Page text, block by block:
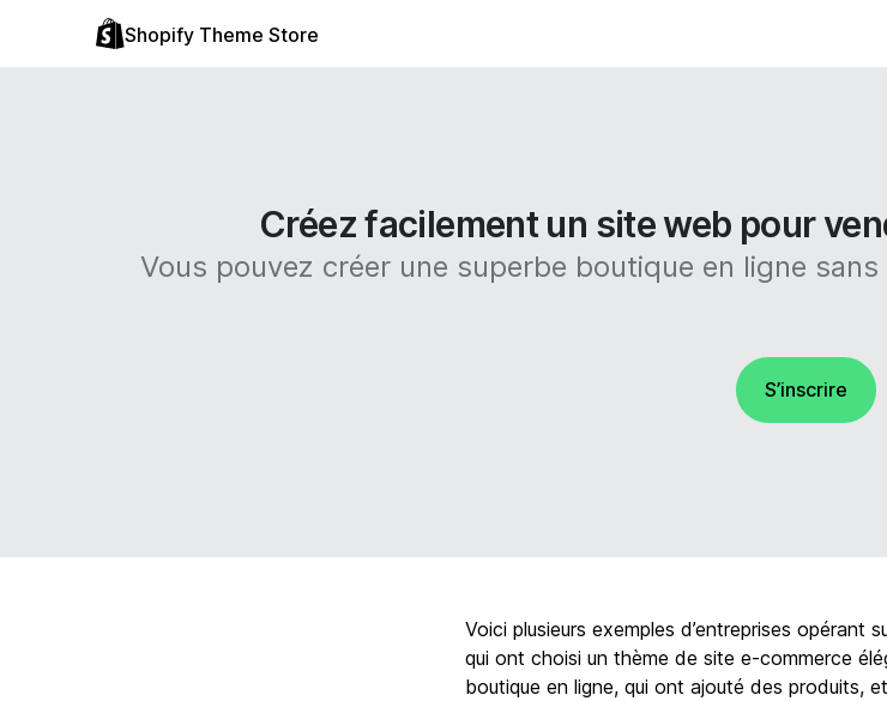
Shopify Theme Store
Créez facilement un site web pour
Vous pouvez créer une superbe boutique en ligne
S’inscrire
Voici plusieurs exemples d’entreprises opérant
qui ont choisi un thème de site e-commerce
boutique en ligne, qui ont ajouté des produits,